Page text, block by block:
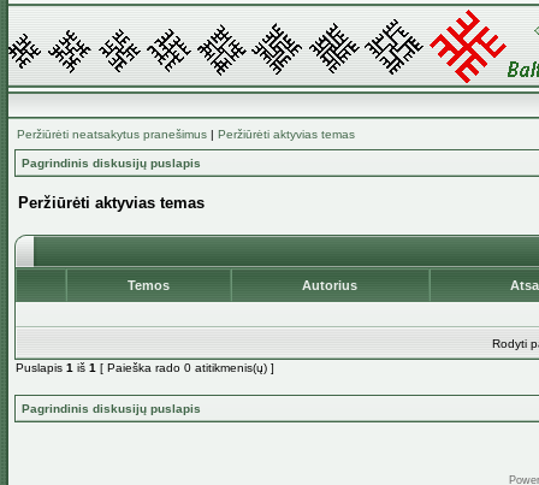
Peržiūrėti neatsakytus pranešimus | Peržiūrėti aktyvias temas
Pagrindinis diskusijų puslapis
Peržiūrėti aktyvias temas
Temos Autorius
Rodyti
Puslapis 1 iš 1 [ Paieška rado 0 atitikmenis(ų) ]
Pagrindinis diskusijų puslapis